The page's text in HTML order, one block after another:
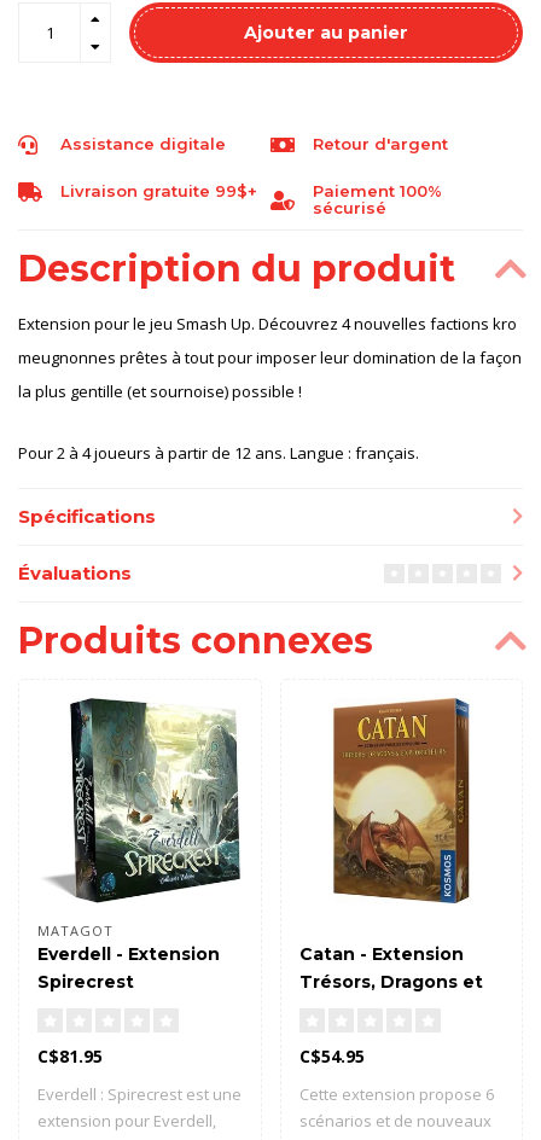
Ajouter au panier
Assistance digitale Retour d'argent
Livraison gratuite 99$+
Paiement 100%
sécurisé
Description du produit
Extension pour le jeu Smash Up. Découvrez 4 nouvelles factions kro
meugnonnes prêtes à tout pour imposer leur domination de la façon
la plus gentille (et sournoise) possible !
Pour 2 à 4 joueurs à partir de 12 ans. Langue : français.
Spécifications
Évaluations
Produits connexes
MATAGOT
Everdell - Extension
Spirecrest
C$81.95
Everdell : Spirecrest est une
extension pour Everdell,
Catan - Extension
Trésors, Dragons et
C$54.95
Cette extension propose 6
scénarios et de nouveaux